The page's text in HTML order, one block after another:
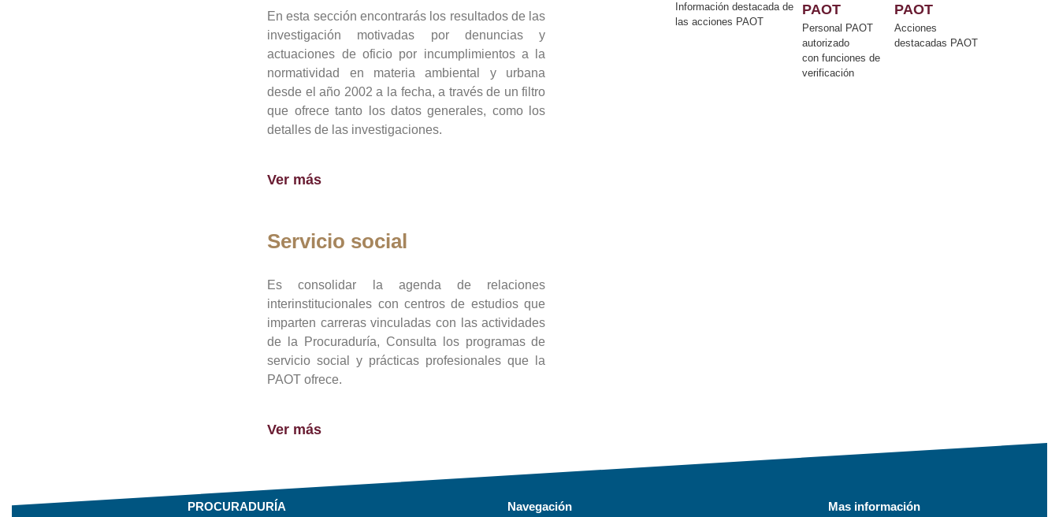
En esta sección encontrarás los resultados de las
investigación motivadas por denuncias y
actuaciones de oficio por incumplimientos a la
normatividad en materia ambiental y urbana
desde el año 2002 a la fecha, a través de un filtro
que ofrece tanto los datos generales, como los
detalles de las investigaciones.
Ver más
Servicio social
Es consolidar la agenda de relaciones
interinstitucionales con centros de estudios que
imparten carreras vinculadas con las actividades
de la Procuraduría, Consulta los programas de
servicio social y prácticas profesionales que la
PAOT ofrece.
Ver más
Información destacada de
las acciones PAOT
PAOT
Personal PAOT
autorizado
con funciones de
verificación
PAOT
Acciones
destacadas PAOT
PROCURADURÍA Navegación Mas información